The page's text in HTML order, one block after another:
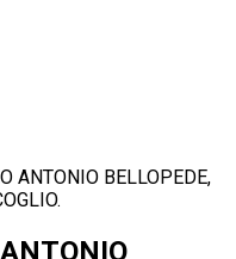
ANTONIO BELLOPEDE,